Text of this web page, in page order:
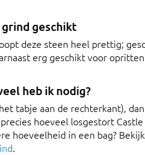
geschikt
deze steen heel prettig;
erg geschikt voor
heb ik nodig?
tabje aan de rechterkant),
hoeveel losgestort
hoeveelheid in een bag?
.